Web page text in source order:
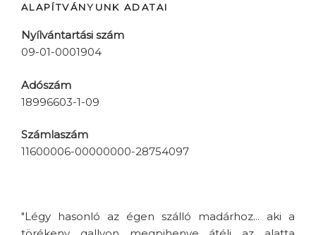
ALAPÍTVÁNYUNK ADATAI
Nyílvántartási szám
09-01-0001904
Adószám
18996603-1-09
Számlaszám
11600006-00000000-28754097
"Légy hasonló az égen szálló madárhoz... aki a